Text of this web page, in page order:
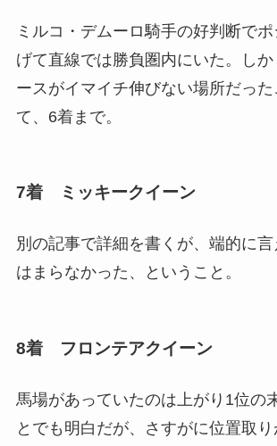
ミルコ・デムーロ騎手の好判断で
げて直線では勝負圏内にいた。しか
ースがイマイチ伸びない場所だった
て、6着まで。
7着 ミッキークイーン
別の記事で詳細を書くが、端的に
はまらなかった、ということ。
8着 フロンテアクイーン
馬場があっていたのは上がり1位の
とでも明白だが、さすがに位置取